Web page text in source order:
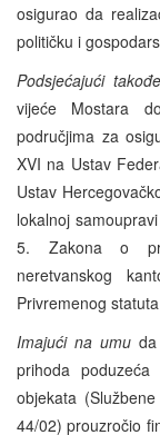
osigurao da
političku i
Podsjećajući
vijeće Mostara
područjima za
XVI na Ustav
Ustav
lokalnoj
5. Zakona o
neretvanskog
Privremenog
Imajući na umu
prihoda poduzeća
objekata
44/02) prouzročio